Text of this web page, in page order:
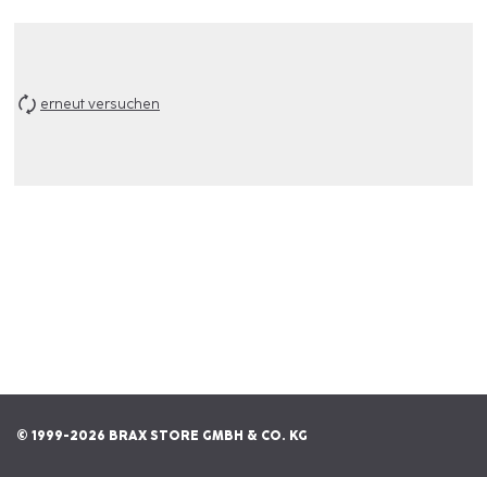
erneut versuchen
© 1999-2026 BRAX STORE GMBH & CO. KG